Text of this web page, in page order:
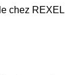
chez REXEL